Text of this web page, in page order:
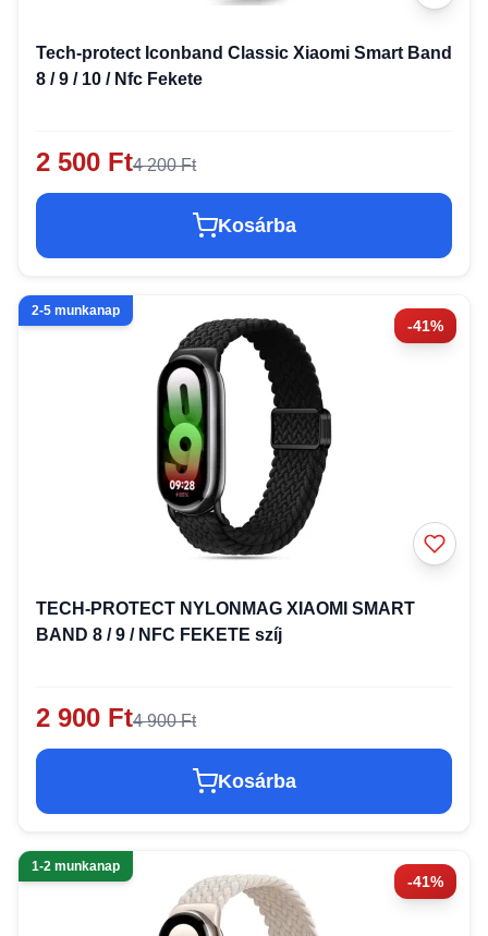
Tech-protect Iconband Classic Xiaomi Smart Band
8 / 9 / 10 / Nfc Fekete
2 500 Ft4 200 Ft
Kosárba
-41%
2-5 munkanap
TECH-PROTECT NYLONMAG XIAOMI SMART
BAND 8 / 9 / NFC FEKETE szíj
2 900 Ft4 900 Ft
Kosárba
-41%
1-2 munkanap